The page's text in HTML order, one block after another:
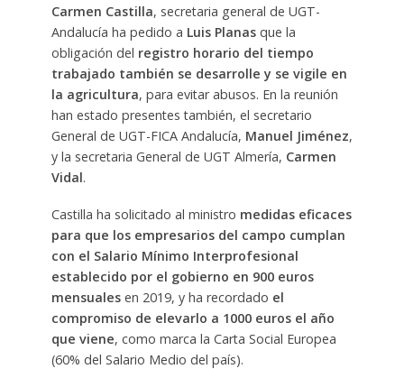
Carmen Castilla, secretaria general de UGT-
Andalucía ha pedido a Luis Planasque la
obligación del registro horario del tiempo
trabajado también se desarrolle y se vigile en
la agricultura, para evitar abusos. En la reunión
han estado presentes también, el secretario
General de UGT-FICA Andalucía, Manuel Jiménez,
y la secretaria General de UGT Almería, Carmen
Vidal.
Castilla ha solicitado al ministro medidas eficaces
para que los empresarios del campo cumplan
con el Salario Mínimo Interprofesional
establecido por el gobierno en 900 euros
mensualesen 2019, y ha recordado el
compromiso de elevarlo a 1000 euros el año
que viene, como marca la Carta Social Europea
(60% del Salario Medio del país).